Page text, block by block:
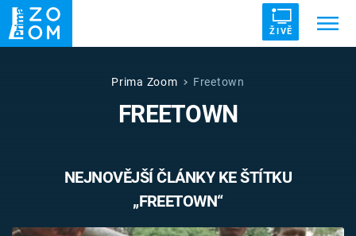
ŽIVĚ
UFO DRUHÁ SVĚTOVÁ VÁLKA
VETŘELCI DÁVNOVĚKU
Prima Zoom Freetown
FREETOWN
NEJNOVĚJŠÍ ČLÁNKY KE ŠTÍTKU
„FREETOWN“